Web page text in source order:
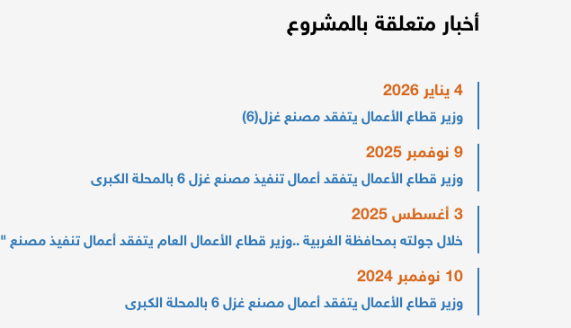
أخبار متعلقة بالمشروع
4 يناير 2026
وزير قطاع الأعمال يتفقد مصنع غزل(6)
9 نوفمبر 2025
وزير قطاع الأعمال يتفقد أعمال تنفيذ مصنع غزل 6 بالمحلة الكبرى
3 أغسطس 2025
خلال جولته بمحافظة الغربية ..وزير قطاع الأعمال العام يتفقد أعمال تنفيذ مصنع "6" بغزل المحلة
10 نوفمبر 2024
وزير قطاع الأعمال يتفقد أعمال مصنع غزل 6 بالمحلة الكبرى